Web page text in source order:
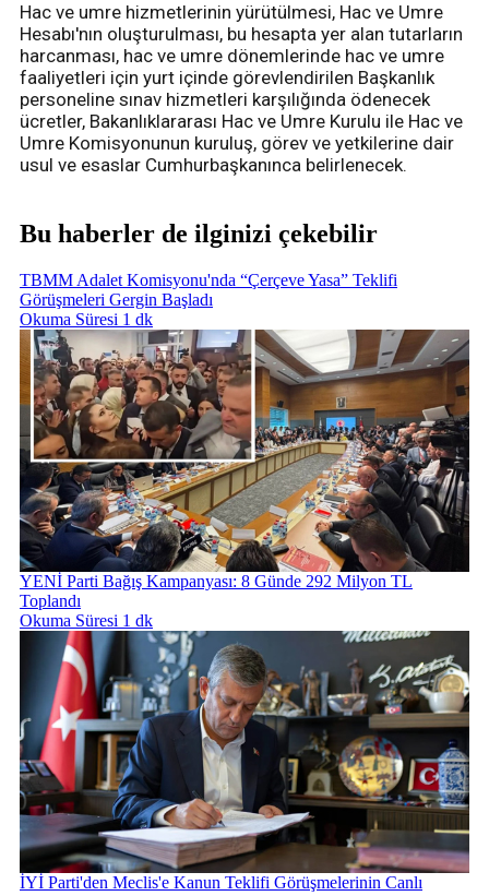
Hac ve umre hizmetlerinin yürütülmesi, Hac ve Umre
Hesabı'nın oluşturulması, bu hesapta yer alan tutarların
harcanması, hac ve umre dönemlerinde hac ve umre
faaliyetleri için yurt içinde görevlendirilen Başkanlık
personeline sınav hizmetleri karşılığında ödenecek
ücretler, Bakanlıklararası Hac ve Umre Kurulu ile Hac ve
Umre Komisyonunun kuruluş, görev ve yetkilerine dair
usul ve esaslar Cumhurbaşkanınca belirlenecek.
Bu haberler de ilginizi çekebilir
TBMM Adalet Komisyonu'nda “Çerçeve Yasa” Teklifi
Görüşmeleri Gergin Başladı
Okuma Süresi 1 dk
YENİ Parti Bağış Kampanyası: 8 Günde 292 Milyon TL
Toplandı
Okuma Süresi 1 dk
İYİ Parti'den Meclis'e Kanun Teklifi Görüşmelerinin Canlı